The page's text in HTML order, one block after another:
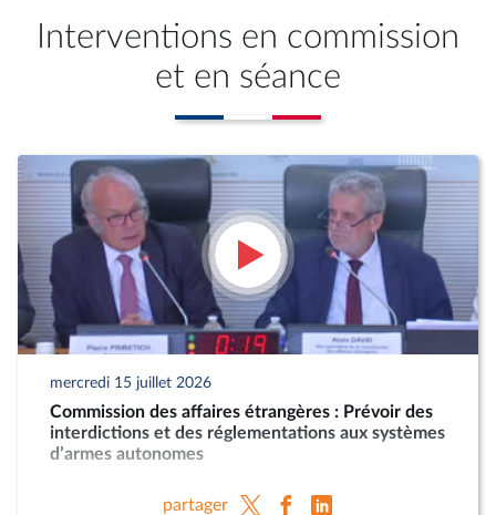
Interventions en commission
et en séance
mercredi 15 juillet 2026
Commission des affaires étrangères : Prévoir des
interdictions et des réglementations aux systèmes
d’armes autonomes
partager